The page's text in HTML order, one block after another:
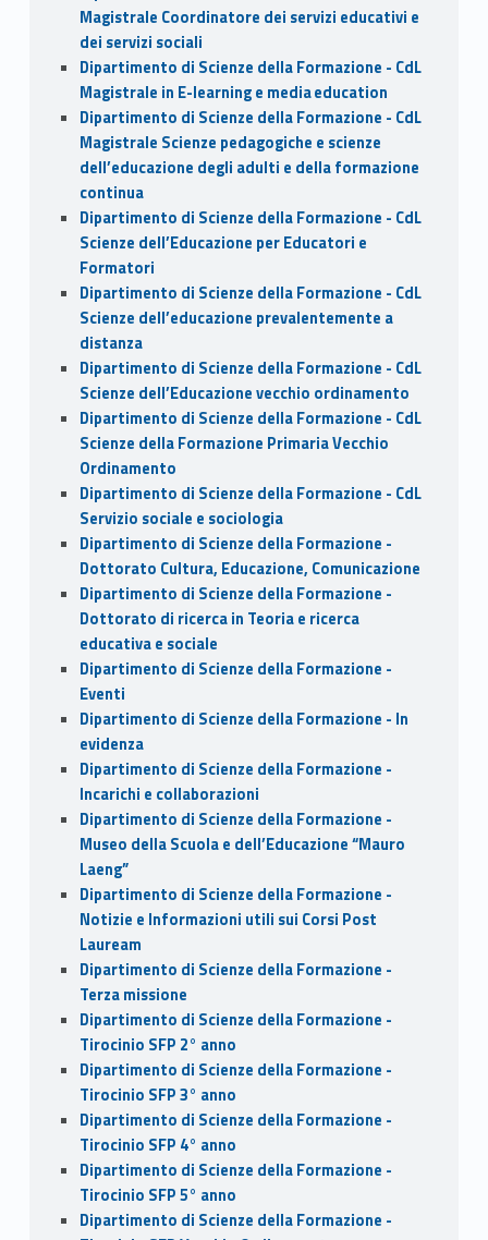
Magistrale Coordinatore dei servizi educativi e
dei servizi sociali
Dipartimento di Scienze della Formazione - CdL
Magistrale in E-learning e media education
Dipartimento di Scienze della Formazione - CdL
Magistrale Scienze pedagogiche e scienze
dell’educazione degli adulti e della formazione
continua
Dipartimento di Scienze della Formazione - CdL
Scienze dell’Educazione per Educatori e
Formatori
Dipartimento di Scienze della Formazione - CdL
Scienze dell’educazione prevalentemente a
distanza
Dipartimento di Scienze della Formazione - CdL
Scienze dell’Educazione vecchio ordinamento
Dipartimento di Scienze della Formazione - CdL
Scienze della Formazione Primaria Vecchio
Ordinamento
Dipartimento di Scienze della Formazione - CdL
Servizio sociale e sociologia
Dipartimento di Scienze della Formazione -
Dottorato Cultura, Educazione, Comunicazione
Dipartimento di Scienze della Formazione -
Dottorato di ricerca in Teoria e ricerca
educativa e sociale
Dipartimento di Scienze della Formazione -
Eventi
Dipartimento di Scienze della Formazione - In
evidenza
Dipartimento di Scienze della Formazione -
Incarichi e collaborazioni
Dipartimento di Scienze della Formazione -
Museo della Scuola e dell’Educazione “Mauro
Laeng”
Dipartimento di Scienze della Formazione -
Notizie e Informazioni utili sui Corsi Post
Lauream
Dipartimento di Scienze della Formazione -
Terza missione
Dipartimento di Scienze della Formazione -
Tirocinio SFP 2° anno
Dipartimento di Scienze della Formazione -
Tirocinio SFP 3° anno
Dipartimento di Scienze della Formazione -
Tirocinio SFP 4° anno
Dipartimento di Scienze della Formazione -
Tirocinio SFP 5° anno
Dipartimento di Scienze della Formazione -